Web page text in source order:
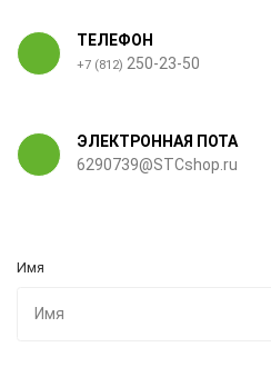
ТЕЛЕФОН
+7 (812) 250-23-50
ЭЛЕКТРОННАЯ ПОТА
6290739@STCshop.ru
Имя